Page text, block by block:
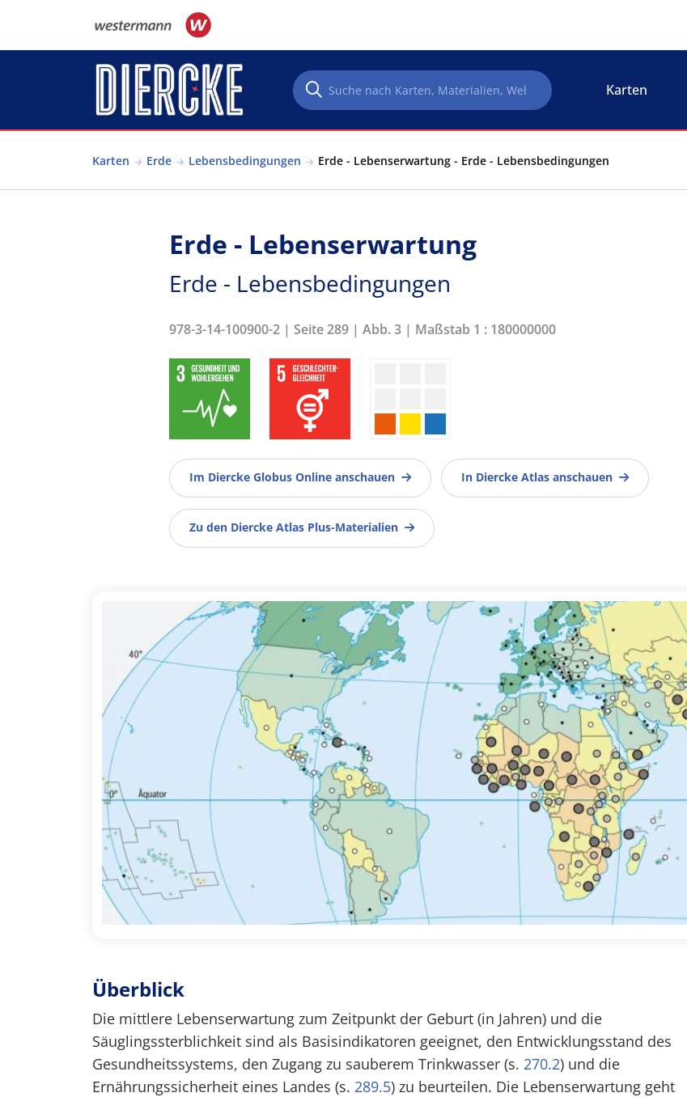
Karten
Karten Erde Lebensbedingungen Erde - Lebenserwartung - Erde - Lebensbedingungen
Erde - Lebenserwartung
Erde - Lebensbedingungen
978-3-14-100900-2 | Seite 289 | Abb. 3 | Maßstab 1 : 180000000
Im Diercke Globus Online anschauen In Diercke Atlas anschauen
Zu den Diercke Atlas Plus-Materialien
Überblick
Die mittlere Lebenserwartung zum Zeitpunkt der Geburt (in Jahren) und die
Säuglingssterblichkeit sind als Basisindikatoren geeignet, den Entwicklungsstand des
Gesundheitssystems, den Zugang zu sauberem Trinkwasser (s. 270.2) und die
Ernährungssicherheit eines Landes (s. 289.5) zu beurteilen. Die Lebenserwartung geht